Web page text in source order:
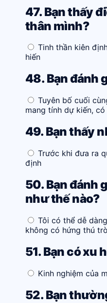
47. Bạn thấy
thân mình?
Tinh thần kiên
hiến
48. Bạn đánh
Tuyên bố cuối
mang tính dự kiến,
49. Bạn thấy
Trước khi đưa ra
định
50. Bạn đánh
như thế nào?
Tôi có thể dễ
không có hứng thú
51. Bạn có xu
Kinh nghiệm của
52. Bạn